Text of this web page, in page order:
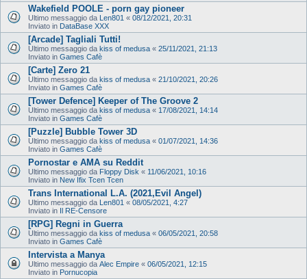
Wakefield POOLE - porn gay pioneer
Ultimo messaggio da Len801 « 08/12/2021, 20:31
Inviato in DataBase XXX
[Arcade] Tagliali Tutti!
Ultimo messaggio da kiss of medusa « 25/11/2021, 21:13
Inviato in Games Cafè
[Carte] Zero 21
Ultimo messaggio da kiss of medusa « 21/10/2021, 20:26
Inviato in Games Cafè
[Tower Defence] Keeper of The Groove 2
Ultimo messaggio da kiss of medusa « 17/08/2021, 14:14
Inviato in Games Cafè
[Puzzle] Bubble Tower 3D
Ultimo messaggio da kiss of medusa « 01/07/2021, 14:36
Inviato in Games Cafè
Pornostar e AMA su Reddit
Ultimo messaggio da Floppy Disk « 11/06/2021, 10:16
Inviato in New Ifix Tcen Tcen
Trans International L.A. (2021,Evil Angel)
Ultimo messaggio da Len801 « 08/05/2021, 4:27
Inviato in Il RE-Censore
[RPG] Regni in Guerra
Ultimo messaggio da kiss of medusa « 06/05/2021, 20:58
Inviato in Games Cafè
Intervista a Manya
Ultimo messaggio da Alec Empire « 06/05/2021, 12:15
Inviato in Pornucopia